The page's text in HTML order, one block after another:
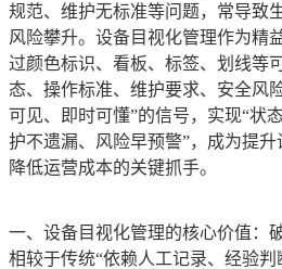
规范、维护无标准等问题，常导致
风险攀升。设备目视化管理作为精
过颜色标识、看板、标签、划线等
态、操作标准、维护要求、安全风
可见、即时可懂”的信号，实现“状
护不遗漏、风险早预警”，成为提升
降低运营成本的关键抓手。
一、设备目视化管理的核心价值：
相较于传统“依赖人工记录、经验